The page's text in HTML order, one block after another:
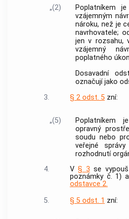
„(2)
Poplatníkem
vzájemným
nároku, než je
navrhovatele;
jen v rozsahu,
vzájemný
poplatného
Dosavadní
označují jako
3.
§ 2 odst. 5zní:
„(5)
Poplatníkem
opravný
soudu nebo
veřejné
rozhodnutí
4.
V§ 3 se
poznámky č. 1)
odstavce 2.
5.
§ 5 odst. 1 zní: